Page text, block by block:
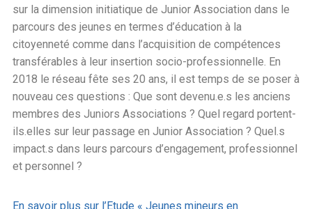
sur la dimension initiatique de Junior Association dans le
parcours des jeunes en termes d’éducation à la
citoyenneté comme dans l’acquisition de compétences
transférables à leur insertion socio-professionnelle. En
2018 le réseau fête ses 20 ans, il est temps de se poser à
nouveau ces questions : Que sont devenu.e.s les anciens
membres des Juniors Associations ? Quel regard portent-
ils.elles sur leur passage en Junior Association ? Quel.s
impact.s dans leurs parcours d’engagement, professionnel
et personnel ?
En savoir plus sur l’Etude « Jeunes mineurs en